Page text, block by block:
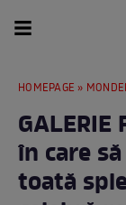
HOMEPAGE »
în care
toată